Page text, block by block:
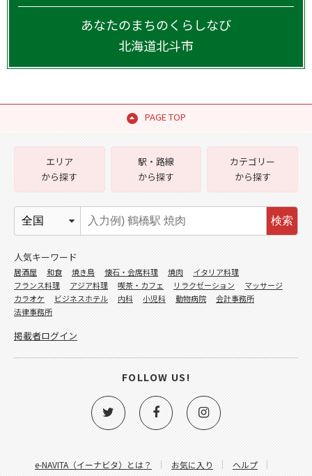
あなたのまちのくらしなび
北海道北斗市
PAGE TOP
e-NAVITA（イーナビタ）とは？ お気に入り ヘルプ
エリア
から探す
駅・路線
から探す
カテゴリー
から探す
検索
人気キーワード
居酒屋 和食 焼き鳥 懐石・会席料理 焼肉
イタリア料理
フランス料理
アジア料理 喫茶・カフェ リラクゼーション
マッサージ
カラオケ
ビジネスホテル 内科 小児科 動物病院
会計事務所
法律事務所
掲載者ログイン
FOLLOW US!